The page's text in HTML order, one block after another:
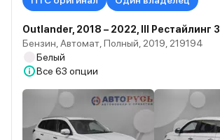
Outlander, 2018 – 2022, III Рестайлинг 3
Бензин, Автомат, Полный, 2019, 219194
Белый
Все 63 опции